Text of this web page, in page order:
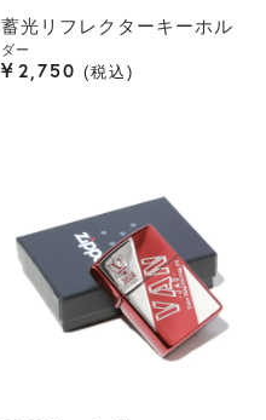
蓄光リフレクターキーホル
ダー
¥ 2,750 税込